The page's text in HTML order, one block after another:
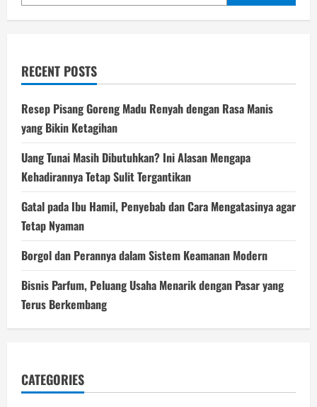
RECENT POSTS
Resep Pisang Goreng Madu Renyah dengan Rasa Manis
yang Bikin Ketagihan
Uang Tunai Masih Dibutuhkan? Ini Alasan Mengapa
Kehadirannya Tetap Sulit Tergantikan
Gatal pada Ibu Hamil, Penyebab dan Cara Mengatasinya agar
Tetap Nyaman
Borgol dan Perannya dalam Sistem Keamanan Modern
Bisnis Parfum, Peluang Usaha Menarik dengan Pasar yang
Terus Berkembang
CATEGORIES